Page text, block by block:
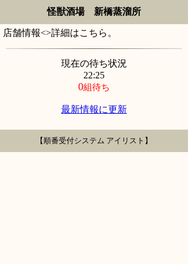
怪獣酒場 新橋蒸溜所
店舗情報<>詳細はこちら。
現在の待ち状況
22:25
0組待ち
最新情報に更新
【順番受付システム アイリスト】